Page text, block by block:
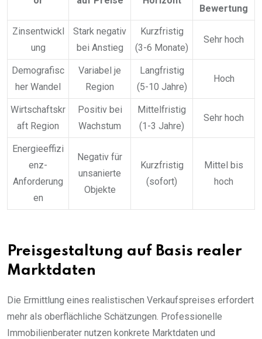
Bewertung
Zinsentwickl
ung
Stark negativ
bei Anstieg
Kurzfristig
(3-6 Monate)
Sehr hoch
Demografisc
her Wandel
Variabel je
Region
Langfristig
(5-10 Jahre)
Hoch
Wirtschaftskr
aft Region
Positiv bei
Wachstum
Mittelfristig
(1-3 Jahre)
Sehr hoch
Energieeffizi
enz-
Anforderung
en
Negativ für
unsanierte
Objekte
Kurzfristig
(sofort)
Mittel bis
hoch
Preisgestaltung auf Basis realer
Marktdaten
Die Ermittlung eines realistischen Verkaufspreises erfordert
mehr als oberflächliche Schätzungen. Professionelle
Immobilienberater nutzen konkrete Marktdaten und